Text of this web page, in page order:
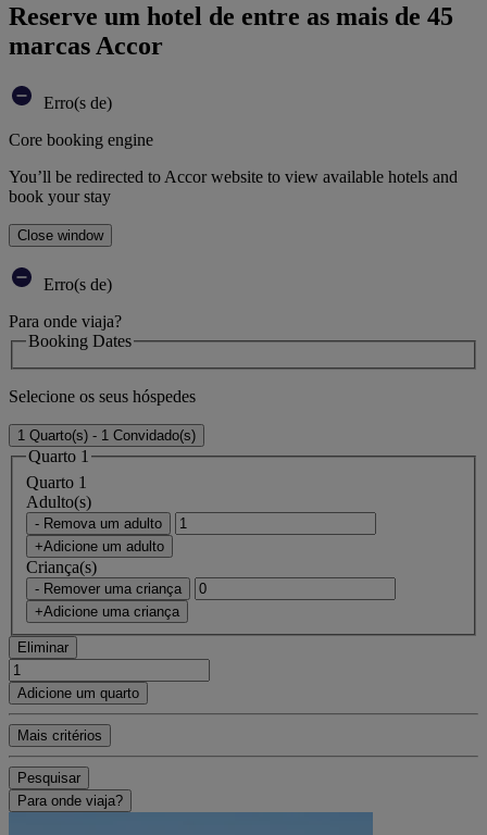
Reserve um hotel de entre as mais de 45
marcas Accor
Erro(s de)
Core booking engine
You’ll be redirected to Accor website to view available hotels and
book your stay
Close window
Erro(s de)
Para onde viaja?
Booking Dates
Selecione os seus hóspedes
1 Quarto(s) - 1 Convidado(s)
Quarto 1
Quarto 1
Adulto(s)
- Remova um adulto
+Adicione um adulto
Criança(s)
- Remover uma criança
+Adicione uma criança
Eliminar
Adicione um quarto
Mais critérios
Pesquisar
Para onde viaja?